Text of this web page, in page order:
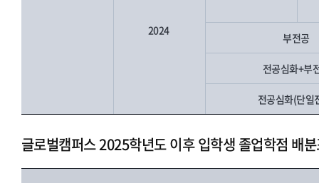
2024
부전공
전공심화+부
전공심화(단일
글로벌캠퍼스 2025학년도 이후 입학생 졸업학점 배